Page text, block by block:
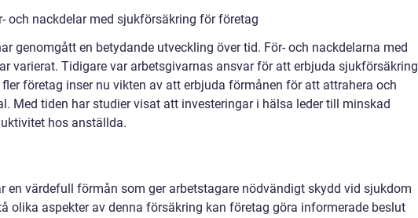
och nackdelar med sjukförsäkring för företag
genomgått en betydande utveckling över tid. För- och nackdelarna med
varierat. Tidigare var arbetsgivarnas ansvar för att erbjuda sjukförsäkring
företag inser nu vikten av att erbjuda förmånen för att attrahera och
Med tiden har studier visat att investeringar i hälsa leder till minskad
hos anställda.
en värdefull förmån som ger arbetstagare nödvändigt skydd vid sjukdom
olika aspekter av denna försäkring kan företag göra informerade beslut